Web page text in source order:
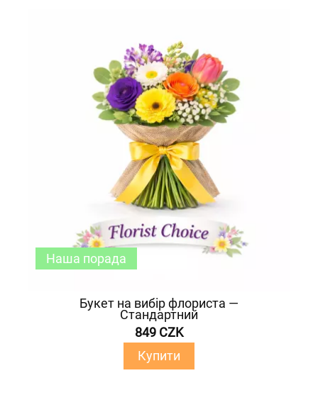
Букет на вибір флориста —
Стандартний
849 CZK
Купити
Наша порада